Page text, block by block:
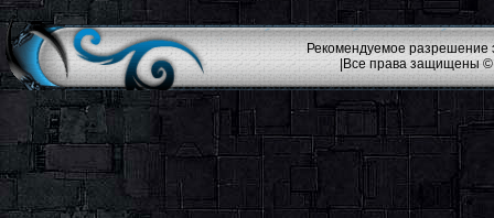
Рекомендуемое разрешение
|Все права защищены